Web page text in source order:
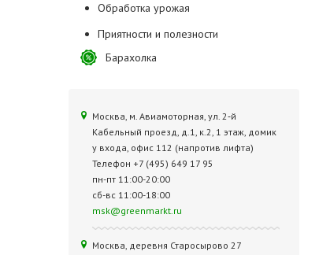
Обработка урожая
Приятности и полезности
Барахолка
Москва, м. Авиамоторная, ул. 2‑й
Кабельный проезд, д.1, к.2, 1 этаж, домик
у входа, офис 112 (напротив лифта)
Телефон +7 (495) 649 17 95
пн-пт 11:00-20:00
сб-вс 11:00-18:00
msk@greenmarkt.ru
Москва, деревня Старосырово 27